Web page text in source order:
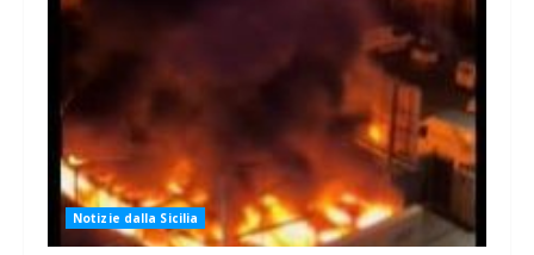
Notizie dalla Sicilia